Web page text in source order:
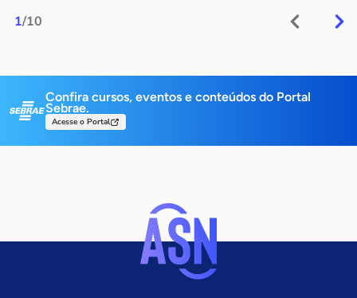
1/10
Confira cursos, eventos e conteúdos do Portal
Sebrae.
Acesse o Portal